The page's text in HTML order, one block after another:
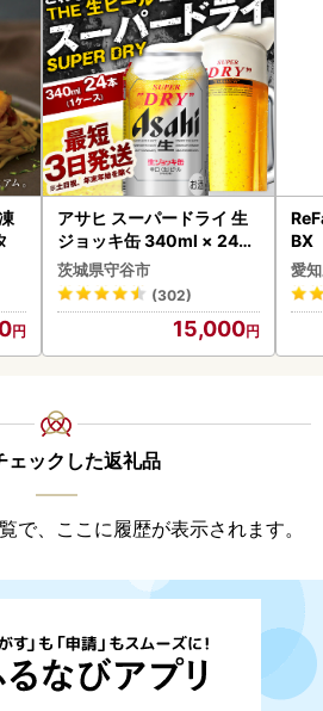
アサヒ スーパードライ 生
ジョッキ缶 340ml × 24本
(1ケース) ＜茨城工場＞ 缶
ビール お酒 Asahi 守谷市
茨城県守谷市
(302)
15,000
BX
ー
ファ
愛
ェックした返礼品
で、ここに履歴が表示されます。